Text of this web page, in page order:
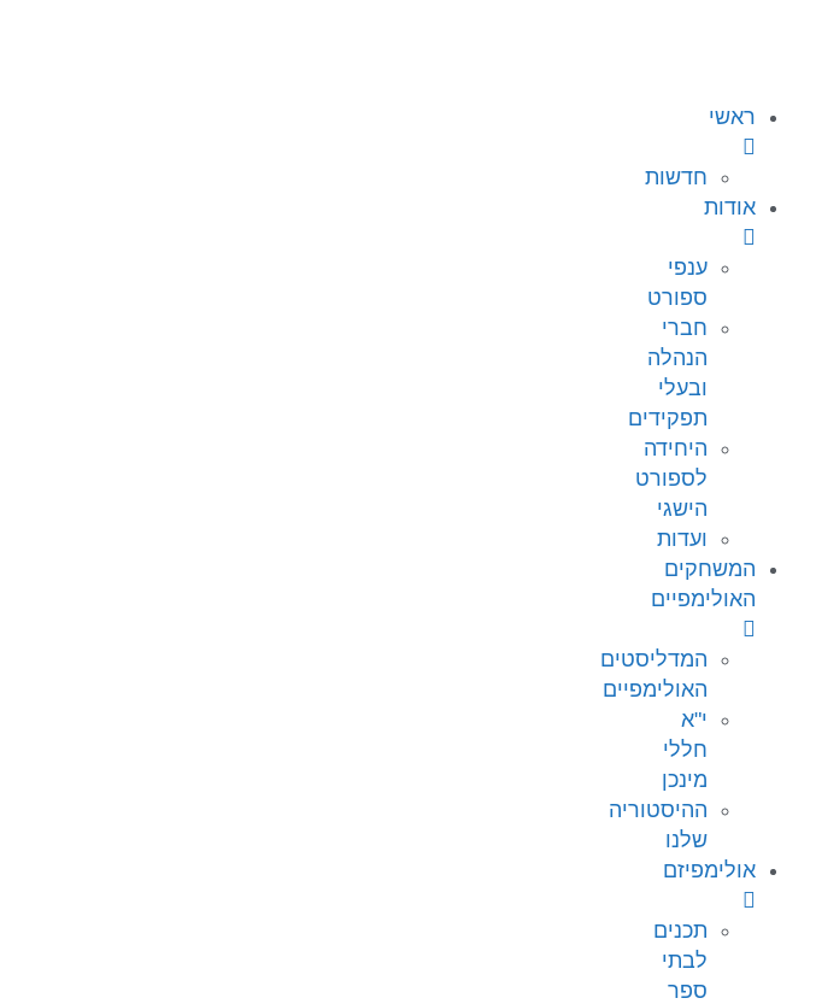
ראשי
חדשות
אודות
ענפי
ספורט
חברי
הנהלה
ובעלי
תפקידים
היחידה
לספורט
הישגי
ועדות
המשחקים
האולימפיים
המדליסטים
האולימפיים
י"א
חללי
מינכן
ההיסטוריה
שלנו
אולימפיזם
תכנים
לבתי
ספר